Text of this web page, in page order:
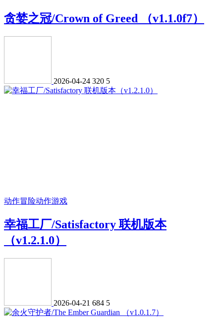
贪婪之冠/Crown of Greed （v1.1.0f7）
2026-04-24 320 5
动作冒险动作游戏
幸福工厂/Satisfactory 联机版本
（v1.2.1.0）
2026-04-21 684 5